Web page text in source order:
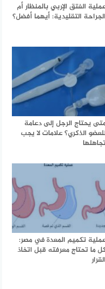
الفتق الإربي بالمنظار أم
الجراحة التقليدية: أيهما أفضل؟
يحتاج الرجل إلى دعامة
الذكري؟ علامات لا يجب
تكميم المعدة في مصر:
ما تحتاج معرفته قبل اتخاذ
القرار